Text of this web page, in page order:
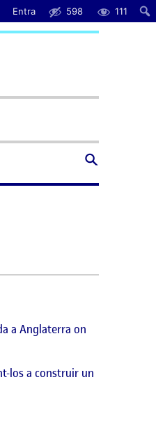
Entra 598 111
a Anglaterra on
los a construir un